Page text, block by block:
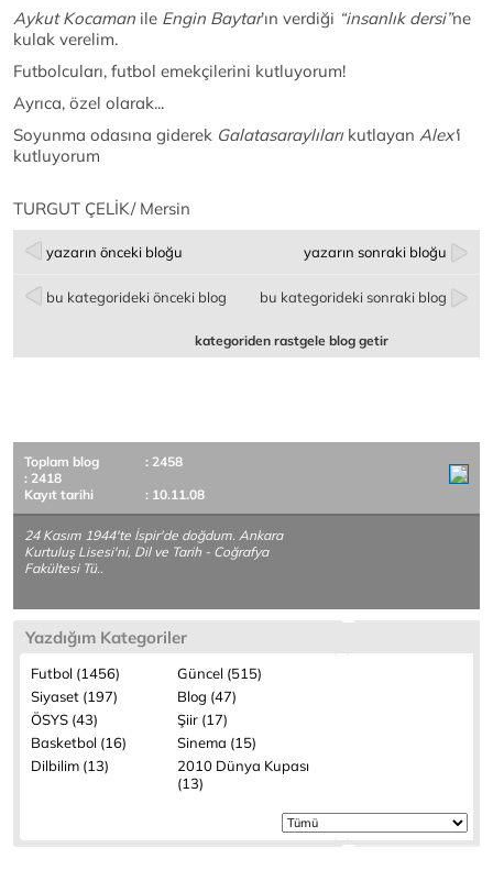
Aykut Kocaman ile Engin Baytar’ın verdiği “insanlık dersi”ne
kulak verelim.
Futbolcuları, futbol emekçilerini kutluyorum!
Ayrıca, özel olarak...
Soyunma odasına giderek Galatasaraylıları kutlayan Alex'i
kutluyorum
TURGUT ÇELİK/ Mersin
yazarın önceki bloğu yazarın sonraki bloğu
bu kategorideki önceki blog bu kategorideki sonraki blog
kategoriden rastgele blog getir
Toplam blog
: 2458
: 2418
Kayıt tarihi
: 10.11.08
24 Kasım 1944'te İspir'de doğdum. Ankara
Kurtuluş Lisesi'ni, Dil ve Tarih - Coğrafya
Fakültesi Tü..
Yazdığım Kategoriler
Futbol (1456)
Güncel (515)
Siyaset (197)
Blog (47)
ÖSYS (43)
Şiir (17)
Basketbol (16)
Sinema (15)
Dilbilim (13)
2010 Dünya Kupası
(13)